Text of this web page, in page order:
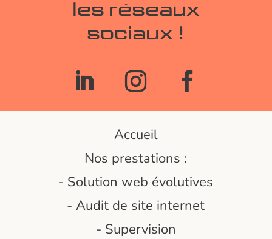
les réseaux
sociaux !
Accueil
Nos prestations :
- Solution web évolutives
-Audit de site internet
- Supervision